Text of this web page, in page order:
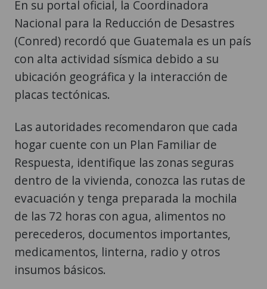
En su portal oficial, la Coordinadora
Nacional para la Reducción de Desastres
(Conred) recordó que Guatemala es un país
con alta actividad sísmica debido a su
ubicación geográfica y la interacción de
placas tectónicas.
Las autoridades recomendaron que cada
hogar cuente con un Plan Familiar de
Respuesta, identifique las zonas seguras
dentro de la vivienda, conozca las rutas de
evacuación y tenga preparada la mochila
de las 72 horas con agua, alimentos no
perecederos, documentos importantes,
medicamentos, linterna, radio y otros
insumos básicos.